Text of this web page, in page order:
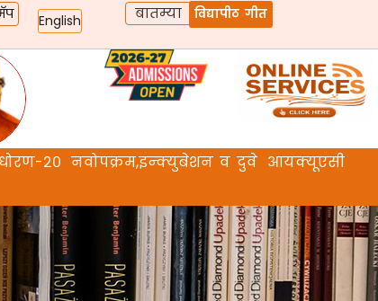
English बातम्या विद्यापीठ गीत
धोरण-२० नवोपक्रम,इन्क्युबेशन व दुवे आयक्यूएसी